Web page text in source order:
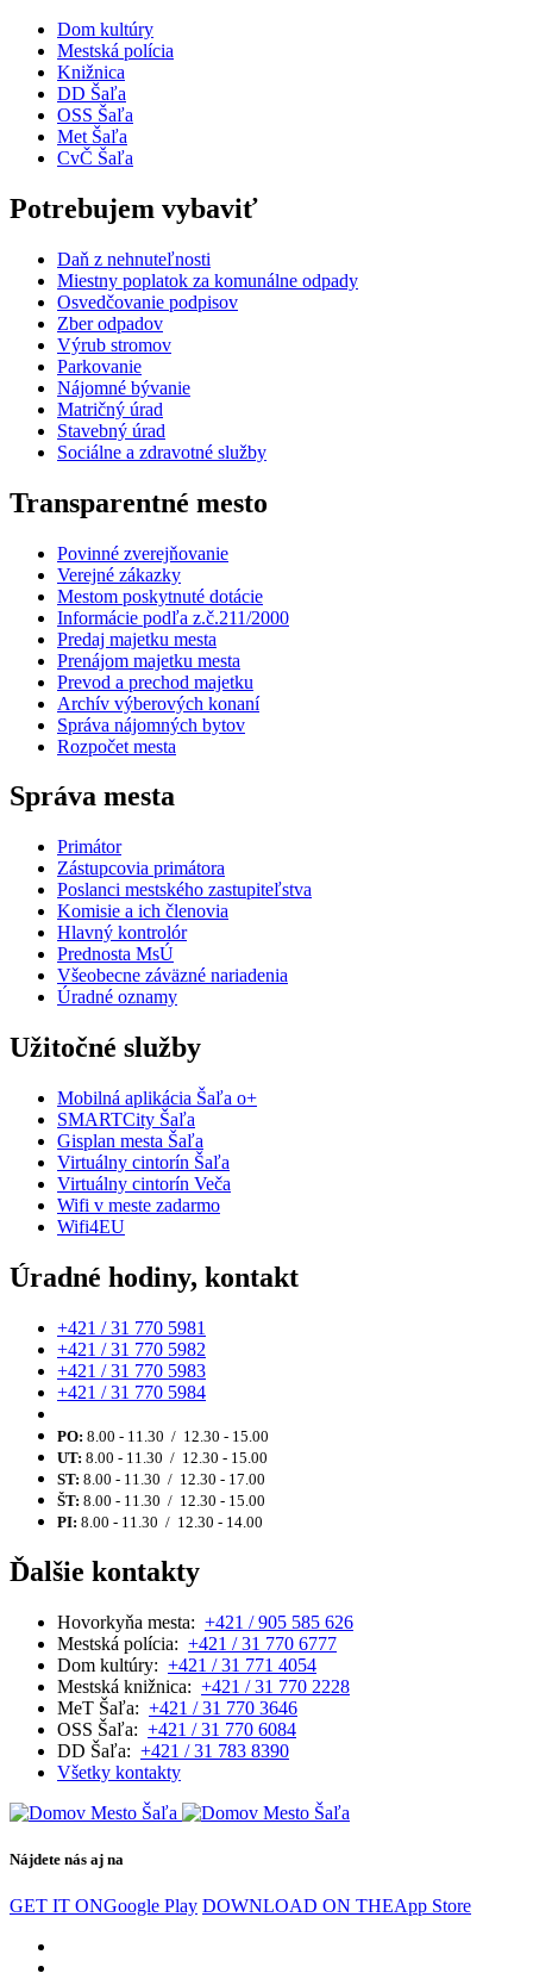
Dom kultúry
Mestská polícia
Knižnica
DD Šaľa
OSS Šaľa
Met Šaľa
CvČ Šaľa
Potrebujem vybaviť
Daň z nehnuteľnosti
Miestny poplatok za komunálne odpady
Osvedčovanie podpisov
Zber odpadov
Výrub stromov
Parkovanie
Nájomné bývanie
Matričný úrad
Stavebný úrad
Sociálne a zdravotné služby
Transparentné mesto
Povinné zverejňovanie
Verejné zákazky
Mestom poskytnuté dotácie
Informácie podľa z.č.211/2000
Predaj majetku mesta
Prenájom majetku mesta
Prevod a prechod majetku
Archív výberových konaní
Správa nájomných bytov
Rozpočet mesta
Správa mesta
Primátor
Zástupcovia primátora
Poslanci mestského zastupiteľstva
Komisie a ich členovia
Hlavný kontrolór
Prednosta MsÚ
Všeobecne záväzné nariadenia
Úradné oznamy
Užitočné služby
Mobilná aplikácia Šaľa o+
SMARTCity Šaľa
Gisplan mesta Šaľa
Virtuálny cintorín Šaľa
Virtuálny cintorín Veča
Wifi v meste zadarmo
Wifi4EU
Úradné hodiny, kontakt
+421 / 31 770 5981
+421 / 31 770 5982
+421 / 31 770 5983
+421 / 31 770 5984
PO: 8.00 - 11.30 / 12.30 - 15.00
UT: 8.00 - 11.30 / 12.30 - 15.00
ST: 8.00 - 11.30 / 12.30 - 17.00
ŠT: 8.00 - 11.30 / 12.30 - 15.00
PI: 8.00 - 11.30 / 12.30 - 14.00
Ďalšie kontakty
Hovorkyňa mesta: +421 / 905 585 626
Mestská polícia: +421 / 31 770 6777
Dom kultúry: +421 / 31 771 4054
Mestská knižnica: +421 / 31 770 2228
MeT Šaľa: +421 / 31 770 3646
OSS Šaľa: +421 / 31 770 6084
DD Šaľa: +421 / 31 783 8390
Všetky kontakty
Nájdete nás aj na
GET IT ONGoogle Play DOWNLOAD ON THEApp Store